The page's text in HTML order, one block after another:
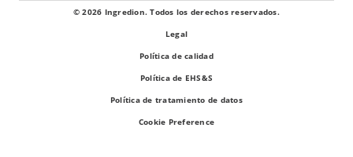
© 2026 Ingredion. Todos los derechos reservados.
Legal
Política de calidad
Política de EHS&S
Política de tratamiento de datos
Cookie Preference